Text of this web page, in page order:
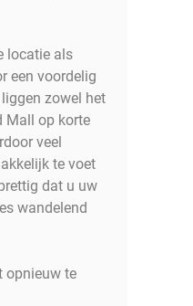
locatie als
een voordelig
zowel het
Mall op korte
veel
te voet
dat u uw
wandelend
opnieuw te